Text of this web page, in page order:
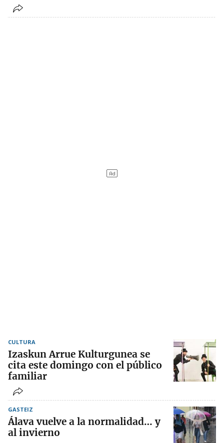
CULTURA
Izaskun Arrue Kulturgunea se
cita este domingo con el público
familiar
GASTEIZ
Álava vuelve a la normalidad… y
al invierno